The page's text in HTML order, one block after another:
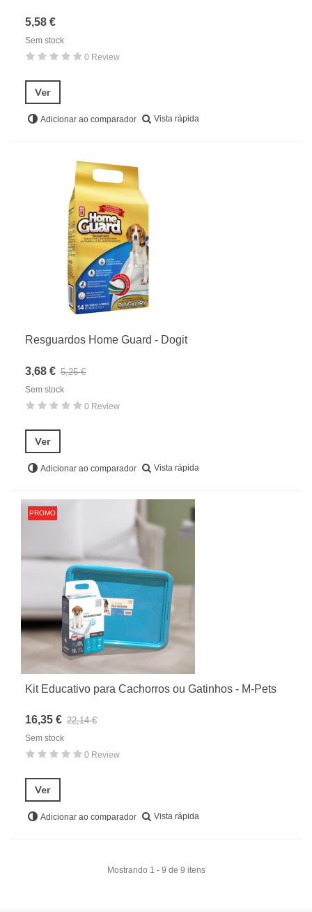
5,58 €
Sem stock
0 Review
Ver
Adicionar ao comparador Vista rápida
Resguardos Home Guard - Dogit
3,68 € 5,25 €
Sem stock
0 Review
Ver
Adicionar ao comparador Vista rápida
PROMO
Kit Educativo para Cachorros ou Gatinhos - M-Pets
16,35 € 22,14 €
Sem stock
0 Review
Ver
Adicionar ao comparador Vista rápida
Mostrando 1 - 9 de 9 itens